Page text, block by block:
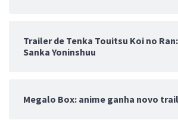
Trailer de Tenka Touitsu Koi no
Sanka Yoninshuu
Megalo Box: anime ganha novo